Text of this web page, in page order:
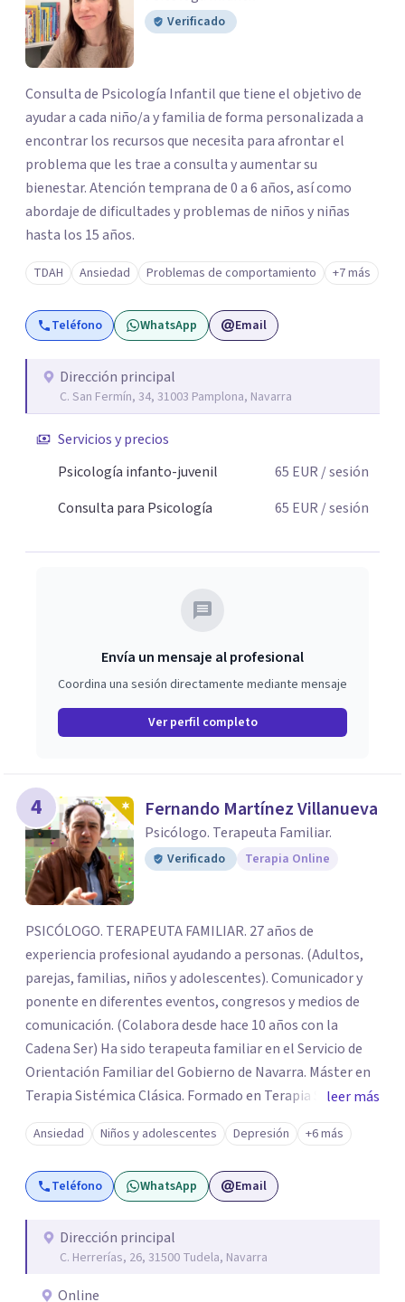
Verificado
Consulta de Psicología Infantil que tiene el objetivo de
ayudar a cada niño/a y familia de forma personalizada a
encontrar los recursos que necesita para afrontar el
problema que les trae a consulta y aumentar su
bienestar. Atención temprana de 0 a 6 años, así como
abordaje de dificultades y problemas de niños y niñas
hasta los 15 años.
TDAH Ansiedad Problemas de comportamiento +7 más
Teléfono WhatsApp Email
Dirección principal
C. San Fermín, 34, 31003 Pamplona, Navarra
Servicios y precios
Psicología infanto-juvenil
65 EUR / sesión
Consulta para Psicología
65 EUR / sesión
Envía un mensaje al profesional
Coordina una sesión directamente mediante mensaje
Ver perfil completo
4 Fernando Martínez Villanueva
Psicólogo. Terapeuta Familiar.
Verificado Terapia Online
PSICÓLOGO. TERAPEUTA FAMILIAR. 27 años de
experiencia profesional ayudando a personas. (Adultos,
parejas, familias, niños y adolescentes). Comunicador y
ponente en diferentes eventos, congresos y medios de
comunicación. (Colabora desde hace 10 años con la
Cadena Ser) Ha sido terapeuta familiar en el Servicio de
Orientación Familiar del Gobierno de Navarra. Máster en
Terapia Sistémica Clásica. Formado en Terapia Sistémica
Transgeneracional con Bert Hellinger. Autor del libro
“Mediación entre niño y T.V. Lo que los padres podemos
hacer”
leer más
Ansiedad Niños y adolescentes Depresión +6 más
Teléfono WhatsApp Email
Dirección principal
C. Herrerías, 26, 31500 Tudela, Navarra
Online